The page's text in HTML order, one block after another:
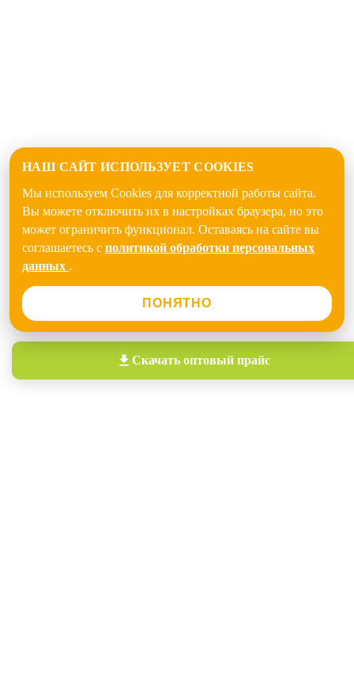
НАШ САЙТ ИСПОЛЬЗУЕТ COOKIES
Мы используем Cookies для корректной работы сайта.
Вы можете отключить их в настройках браузера, но это
может ограничить функционал. Оставаясь на сайте вы
соглашаетесь с политикой обработки персональных
данных .
ПОНЯТНО
Скачать оптовый прайс